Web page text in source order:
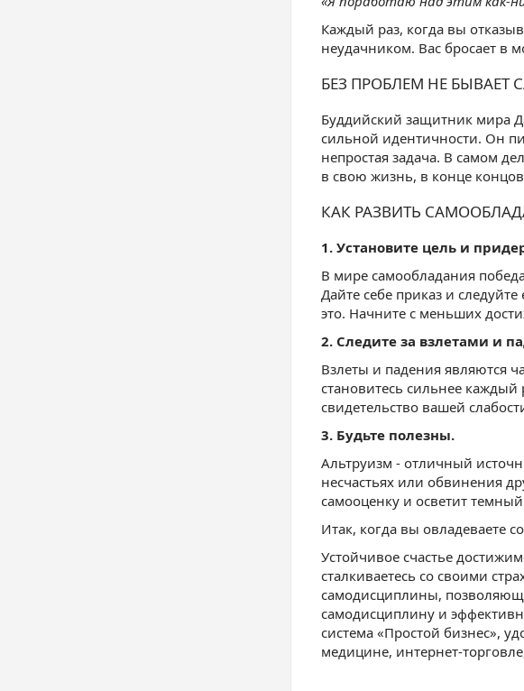
Каждый раз, когда вы
неудачником. Вас бросает в
БЕЗ ПРОБЛЕМ НЕ
Буддийский защитник мира
сильной идентичности. Он
непростая задача. В самом
в свою жизнь, в конце
КАК РАЗВИТЬ
1. Установите цель и
В мире самообладания
Дайте себе приказ и
это. Начните с меньших
2. Следите за взлетами и
Взлеты и падения являются
становитесь сильнее каждый
свидетельство вашей
3. Будьте полезны.
Альтруизм - отличный
несчастьях или обвинения
самооценку и осветит темный
Итак, когда вы овладеваете
Устойчивое счастье
сталкиваетесь со своими
самодисциплины,
самодисциплину и
система «Простой бизнес»,
медицине, интернет-